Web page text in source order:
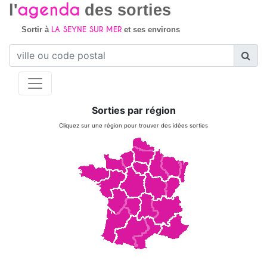
l'agenda des sorties
Sortir à LA SEYNE SUR MERet ses environs
Sorties par région
Cliquez sur une région pour trouver des idées sorties